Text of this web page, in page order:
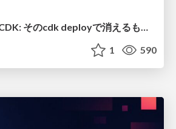
壊して学ぶAWS CDK: そのcdk deployで消えるもの、残るもの
1 590